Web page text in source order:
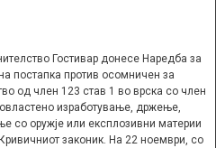
Гостивар донесе Наредба за
постапка против осомничен за
од член 123 став 1 во врска со член
изработување, држење,
со оружје или експлозивни материи
законик. На 22 ноември, со